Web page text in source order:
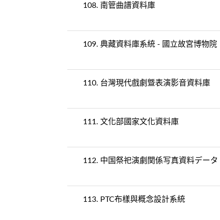
108. 南管曲譜資料庫
109. 典藏資料庫系統 - 國立故宮博物院
110. 台灣現代戲劇曁表演影音資料庫
111. 文化部國家文化資料庫
112. 中国祭祀演劇関係写真資料データ
113. PTC布樣與概念設計系統